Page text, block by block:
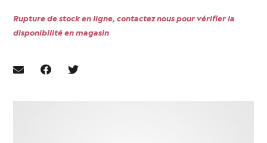
Rupture de stock en ligne, contactez nous pour vérifier la
disponibilité en magasin